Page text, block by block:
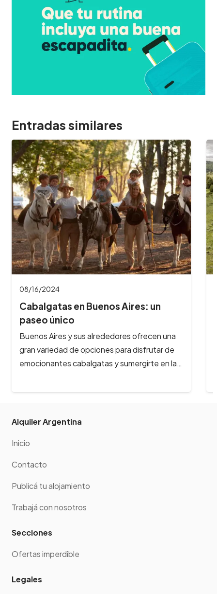
Entradas similares
08/16/2024
Cabalgatas en Bariloche: aventuras
a caballo…
¿Te imaginas galopar por paisajes de ensueño,
rodeado de montañas nevadas, lagos
cristalinos y bosques milenarios? En Bariloche,
Alquiler Argentina
Inicio
Contacto
Publicá tu alojamiento
Trabajá con nosotros
Secciones
Ofertas imperdible
Legales